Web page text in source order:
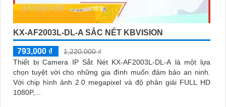
KX-AF2003L-DL-A SẮC NÉT KBVISION
793,000 ₫
1,220,000 ₫
Thiết bị Camera IP Sắt Nét KX-AF2003L-DL-A là một lựa
chọn tuyệt vời cho những gia đình muốn đảm bảo an ninh.
Với chip hình ảnh 2.0 megapixel và độ phân giải FULL HD
1080P,...